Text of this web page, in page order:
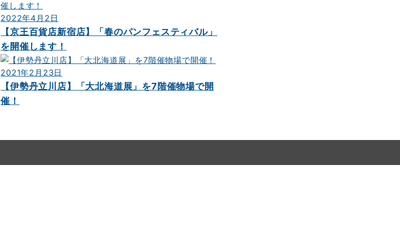
2022年4月2日
【京王百貨店新宿店】「春のパンフェスティバル」
を開催します！
2021年2月23日
【伊勢丹立川店】「大北海道展」を7階催物場で開
催！